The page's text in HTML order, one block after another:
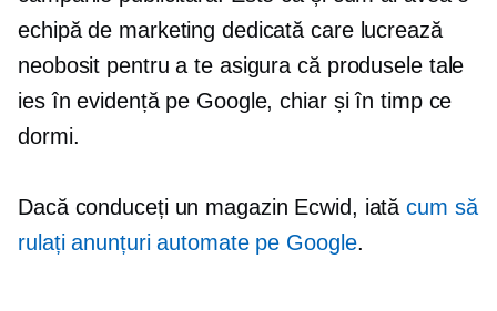
echipă de marketing dedicată care lucrează
neobosit pentru a te asigura că produsele tale
ies în evidență pe Google, chiar și în timp ce
dormi.
Dacă conduceți un magazin Ecwid, iatăcum să
rulați anunțuri automate pe Google.